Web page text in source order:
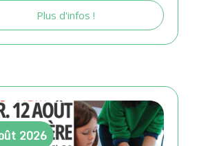
Plus d'infos !
2026